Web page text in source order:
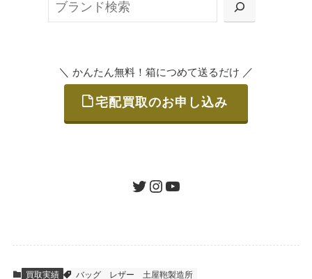
または梱包材不要の「集荷申込」からお選び
ご発送
査定結果のご承認 / 入金
＼ かんたん無料！箱につめて送るだけ ／
宅配買取のお申し込み
ツイッターインスタグラムユーチューブ
買取実績 バッグ レザー 土屋鞄製造所